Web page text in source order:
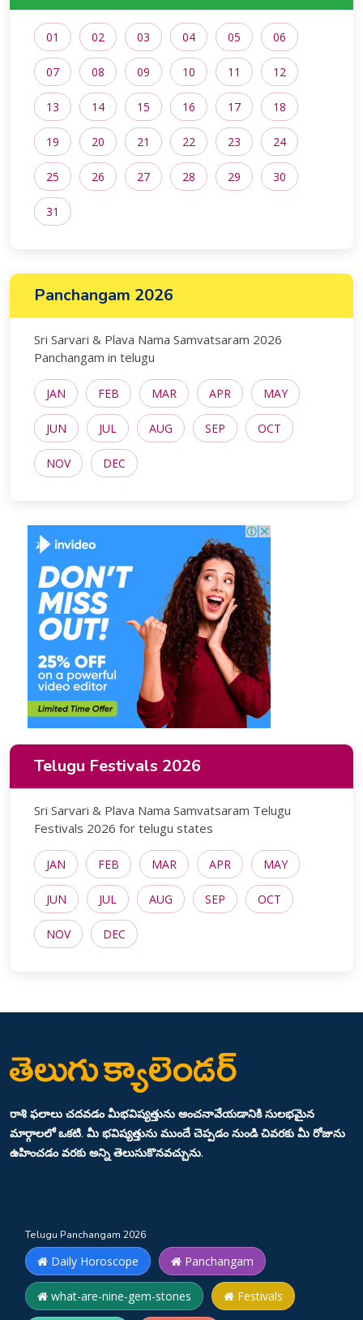
01 02 03 04 05 06
07 08 09 10 11 12
13 14 15 16 17 18
19 20 21 22 23 24
25 26 27 28 29 30
31
Panchangam 2026
Sri Sarvari & Plava Nama Samvatsaram 2026
Panchangam in telugu
JAN FEB MAR APR MAY
JUN JUL AUG SEP OCT
NOV DEC
Telugu Festivals 2026
Sri Sarvari & Plava Nama Samvatsaram Telugu
Festivals 2026 for telugu states
JAN FEB MAR APR MAY
JUN JUL AUG SEP OCT
NOV DEC
రాశి ఫలాలు చదవడం మీభవిష్యత్తును అంచనావేయడానికి సులభమైన
మార్గాలలో ఒకటి. మీ భవిష్యత్తును ముందే చెప్పడం నుండి చివరకు మీ రోజును
ఉహించడం వరకు అన్ని తెలుసుకొనవచ్చును.
Telugu Panchangam 2026
Daily Horoscope Panchangam
what-are-nine-gem-stones Festivals